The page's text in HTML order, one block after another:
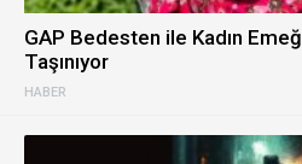
HABER
GAP Bedesten ile Kadın
Taşınıyor